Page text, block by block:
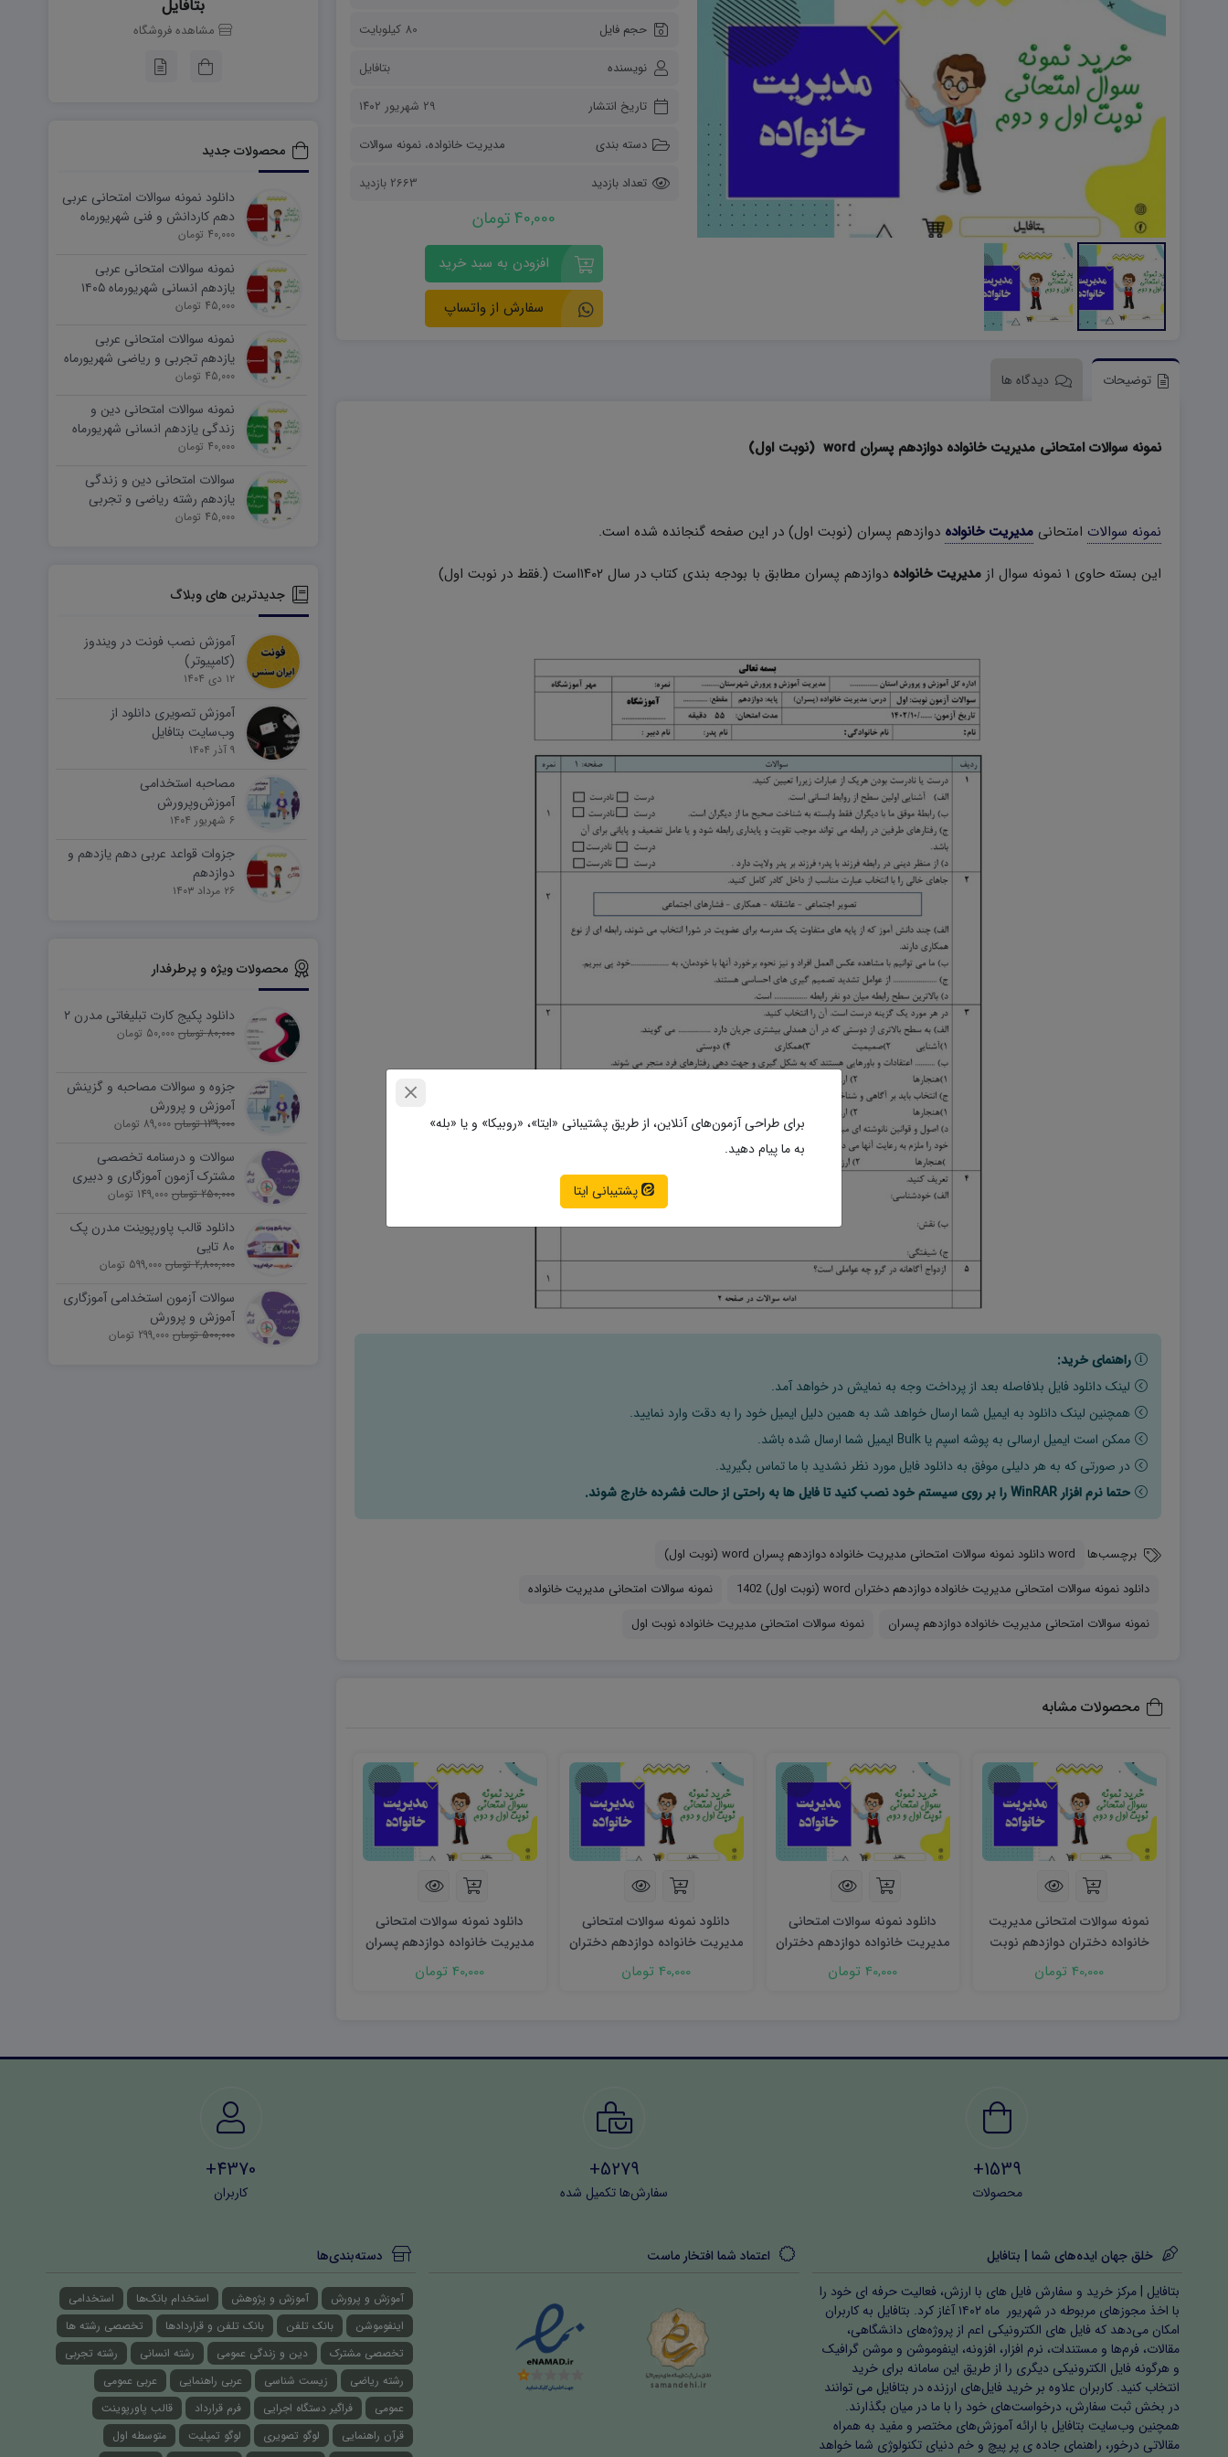
دفاعی دهم
هویت اجتماعی
آمادگی دفاعی دهم W
آمادگی دفاعی ۱۰ D
حجم فایل
80 کیلوبایت
نویسنده
بتافایل
تاریخ انتشار
۲۹ شهریور ۱۴۰۲
دسته بندی
مدیریت خانواده،نمونه سوالات
تعداد بازدید
2663 بازدید
40,000 تومان
افزودن به سبد خرید
سفارش از واتساپ
توضیحات دیدگاه ها
نمونه سوالات امتحانی مدیریت خانواده دوازدهم پسران word (نوبت اول)
نمونه سوالات امتحانی مدیریت خانواده دوازدهم پسران (نوبت اول) در این صفحه گنجانده شده است.
این بسته حاوی ۱ نمونه سوال از
مدیریت خانوادهدوازدهم پسران مطابق با بودجه بندی کتاب در سال ۱۴۰۲است (.فقط در نوبت اول)
راهنمای خرید:
لینک دانلود فایل بلافاصله بعد از پرداخت وجه به نمایش در خواهد آمد.
همچنین لینک دانلود به ایمیل شما ارسال خواهد شد به همین دلیل ایمیل خود را به دقت وارد نمایید.
ممکن است ایمیل ارسالی به پوشه اسپم یا Bulk ایمیل شما ارسال شده باشد.
در صورتی که به هر دلیلی موفق به دانلود فایل مورد نظر نشدید با ما تماس بگیرید.
حتما نرم افزار WinRAR را بر روی سیستم خود نصب کنید تا فایل ها به راحتی از حالت فشرده خارج شوند.
برچسب‌ها
word دانلود نمونه سوالات امتحانی مدیریت خانواده دوازدهم پسران word (نوبت اول)
دانلود نمونه سوالات امتحانی مدیریت خانواده دوازدهم دختران word (نوبت اول) 1402
نمونه سوالات امتحانی مدیریت خانواده
نمونه سوالات امتحانی مدیریت خانواده دوازدهم پسران
نمونه سوالات امتحانی مدیریت خانواده نوبت اول
محصولات مشابه
نمونه سوالات امتحانی مدیریت
خانواده دختران دوازدهم نوبت
40,000 تومان
دانلود نمونه سوالات امتحانی
مدیریت خانواده دوازدهم دختران
40,000 تومان
دانلود نمونه سوالات امتحانی
مدیریت خانواده دوازدهم دختران
40,000 تومان
دانلود نمونه سوالات امتحانی
مدیریت خانواده دوازدهم پسران
40,000 تومان
بتافایل
مشاهده فروشگاه
محصولات جدید
دانلود نمونه سوالات امتحانی عربی
دهم کاردانش و فنی شهریورماه
۱۴۰۵ word
40,000 تومان
نمونه سوالات امتحانی عربی
یازدهم انسانی شهریورماه ۱۴۰۵
word
45,000 تومان
نمونه سوالات امتحانی عربی
یازدهم تجربی و ریاضی شهریورماه
۱۴۰۵ word
45,000 تومان
نمونه سوالات امتحانی دین و
زندگی یازدهم انسانی شهریورماه
۱۴۰۵ word
40,000 تومان
سوالات امتحانی دین و زندگی
یازدهم رشته ریاضی و تجربی
شهریورماه ۱۴۰۵ word
45,000 تومان
جدیدترین های وبلاگ
آموزش نصب فونت در ویندوز
(کامپیوتر)
۱۲ دی ۱۴۰۴
آموزش تصویری دانلود از
وب‌سایت بتافایل
۹ آذر ۱۴۰۴
مصاحبه استخدامی
آموزش‌وپرورش
۶ شهریور ۱۴۰۴
جزوات قواعد عربی دهم یازدهم و
دوازدهم
۲۶ مرداد ۱۴۰۳
محصولات ویژه و پرطرفدار
دانلود پکیج کارت تبلیغاتی مدرن ۲
80,000 تومان 50,000 تومان
جزوه و سوالات مصاحبه و گزینش
آموزش و پرورش
139,000 تومان 89,000 تومان
سوالات و درسنامه تخصصی
مشترک آزمون آموزگاری و دبیری
250,000 تومان 149,000 تومان
دانلود قالب پاورپوینت مدرن پک
۸۰ تایی
2,800,000 تومان 599,000 تومان
سوالات آزمون استخدامی آموزگاری
آموزش و پرورش
500,000 تومان 299,000 تومان
1539+
محصولات
5279+
سفارش‌ها تکمیل شده
4370+
کاربران
خلق جهان ایده‌های شما | بتافایل
بتافایل | مرکز خرید و سفارش فایل های با ارزش، فعالیت حرفه ای خود را
با اخذ مجوزهای مربوطه در شهریور ماه ۱۴۰۲ آغاز کرد. بتافایل به کاربران
امکان می‌دهد که فایل های الکترونیکی اعم از پروژه‌های دانشگاهی،
مقالات، فرم‌ها و مستندات، نرم افزار، افزونه، اینفوموشن و موشن گرافیک
و هرگونه فایل الکترونیکی دیگری را از طریق این سامانه برای خرید
انتخاب کنید. کاربران علاوه بر خرید فایل‌های ارزنده در بتافایل می توانند
در بخش ثبت سفارش، درخواست‌های خود را با ما در میان بگذارند.
همچنین وب‌سایت بتافایل با ارائه آموزش‌های مختصر و مفید به همراه
مقالاتی درخور، راهنمای جاده ی پر پیچ و خم دنیای تکنولوژی شما خواهد
اعتماد شما افتخار ماست دسته‌بندی‌ها
آموزش و پرورش آموزش و پژوهش استخدام بانک‌ها
استخدامی
اینفوموشن
بانک تلفن بانک تلفن و قراردادها
تخصصی رشته ها
تخصصی مشترک
دین و زندگی عمومی رشته انسانی
رشته تجربی
رشته ریاضی
زیست شناسی عربی راهنمایی
عربی عمومی
عمومی
فراگیر دستگاه اجرایی فرم قرارداد
قالب پاورپوینت
قرآن راهنمایی
لوگو تصویری لوگو تمپلیت
متوسطه اول
برای طراحی آزمون‌های آنلاین، از طریق پشتیبانی «ایتا»، «روبیکا» و یا «بله»
به ما پیام دهید.
پشتیبانی ایتا